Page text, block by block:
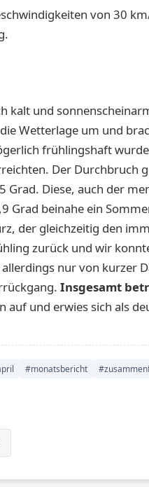
von 30
kalt und
Wetterlage um und
frühlingshaft
Der Durchbruch
Grad. Diese, auch der
Grad beinahe ein
der gleichzeitig den
zurück und wir
nur von kurzer
Insgesamt
auf und erwies sich als
#monatsbericht